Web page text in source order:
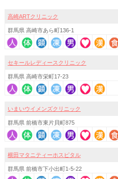
高崎ARTクリニック
群馬県 高崎市あら町136-1
セキールレディースクリニック
群馬県 高崎市栄町17-23
いまいウイメンズクリニック
群馬県 前橋市東片貝町875
横田マタニティーホスピタル
群馬県 前橋市下小出町1-5-22